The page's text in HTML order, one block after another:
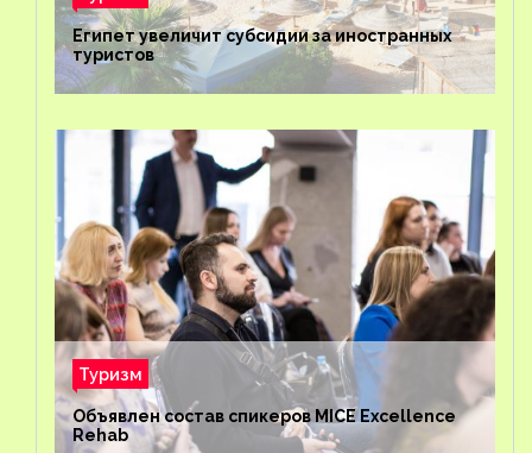
Египет увеличит субсидии за иностранных
туристов
Туризм
Объявлен состав спикеров MICE Excellence
Rehab